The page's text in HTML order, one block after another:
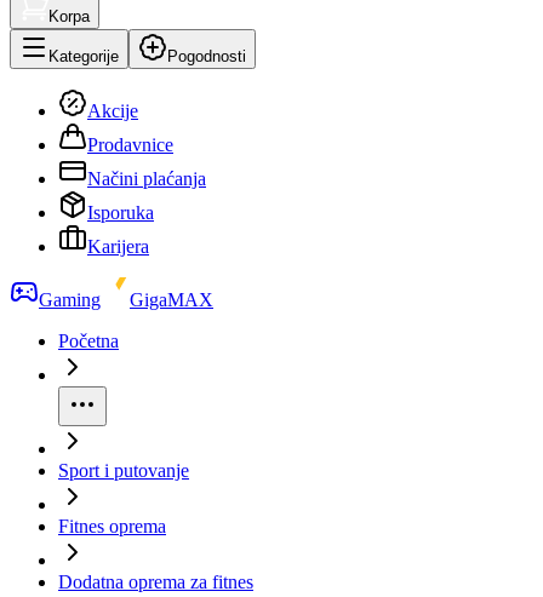
Korpa
Kategorije Pogodnosti
Akcije
Prodavnice
Načini plaćanja
Isporuka
Karijera
Gaming
GigaMAX
Početna
Sport i putovanje
Fitnes oprema
Dodatna oprema za fitnes